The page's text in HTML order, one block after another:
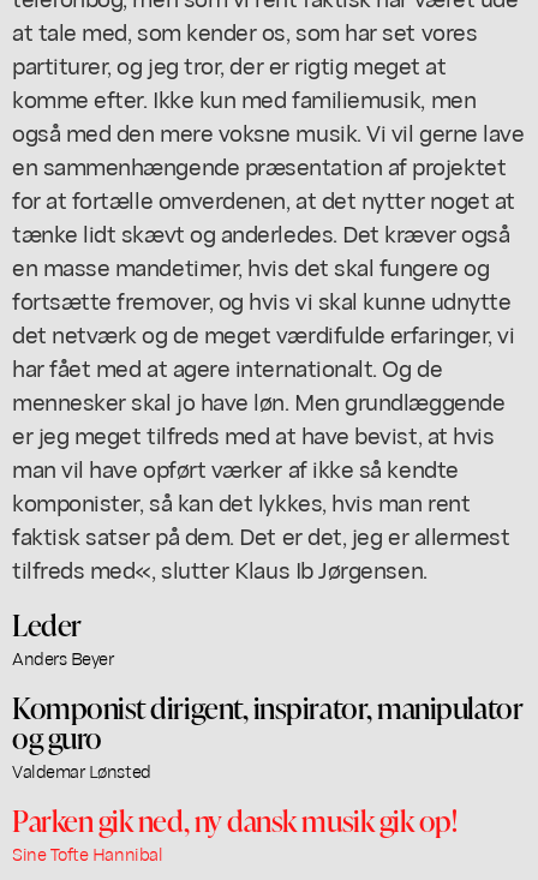
at tale med, som kender os, som har set vores
partiturer, og jeg tror, der er rigtig meget at
komme efter. Ikke kun med familiemusik, men
også med den mere voksne musik. Vi vil gerne lave
en sammenhængende præsentation af projektet
for at fortælle omverdenen, at det nytter noget at
tænke lidt skævt og anderledes. Det kræver også
en masse mandetimer, hvis det skal fungere og
fortsætte fremover, og hvis vi skal kunne udnytte
det netværk og de meget værdifulde erfaringer, vi
har fået med at agere internationalt. Og de
mennesker skal jo have løn. Men grundlæggende
er jeg meget tilfreds med at have bevist, at hvis
man vil have opført værker af ikke så kendte
komponister, så kan det lykkes, hvis man rent
faktisk satser på dem. Det er det, jeg er allermest
tilfreds med«, slutter Klaus Ib Jørgensen.
Leder
Anders Beyer
Komponist dirigent, inspirator, manipulator
og guro
Valdemar Lønsted
Parken gik ned, ny dansk musik gik op!
Sine Tofte Hannibal